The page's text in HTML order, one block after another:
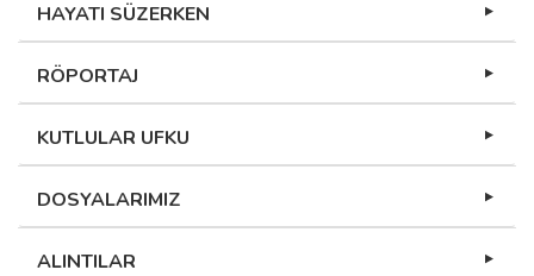
HAYATI SÜZERKEN
RÖPORTAJ
KUTLULAR UFKU
DOSYALARIMIZ
ALINTILAR